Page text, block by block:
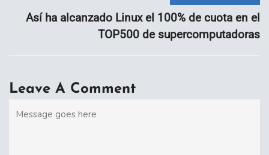
Así ha alcanzado Linux el 100% de cuota en el
TOP500 de supercomputadoras
Leave A Comment